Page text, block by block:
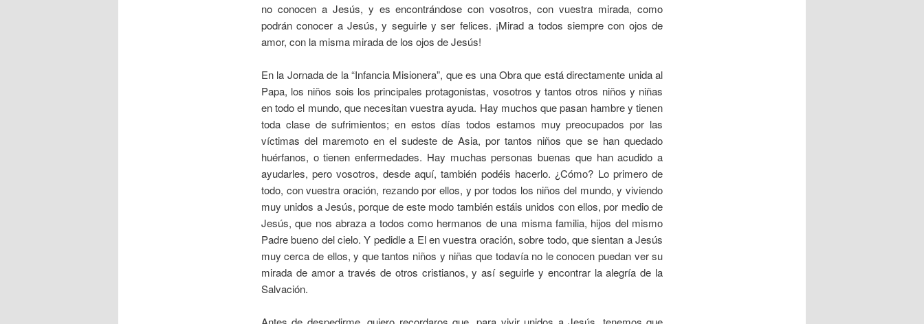
no conocen a Jesús, y es encontrándose con vosotros, con vuestra mirada, como
podrán conocer a Jesús, y seguirle y ser felices. ¡Mirad a todos siempre con ojos de
amor, con la misma mirada de los ojos de Jesús!
En la Jornada de la “Infancia Misionera”, que es una Obra que está directamente unida al
Papa, los niños sois los principales protagonistas, vosotros y tantos otros niños y niñas
en todo el mundo, que necesitan vuestra ayuda. Hay muchos que pasan hambre y tienen
toda clase de sufrimientos; en estos días todos estamos muy preocupados por las
víctimas del maremoto en el sudeste de Asia, por tantos niños que se han quedado
huérfanos, o tienen enfermedades. Hay muchas personas buenas que han acudido a
ayudarles, pero vosotros, desde aquí, también podéis hacerlo. ¿Cómo? Lo primero de
todo, con vuestra oración, rezando por ellos, y por todos los niños del mundo, y viviendo
muy unidos a Jesús, porque de este modo también estáis unidos con ellos, por medio de
Jesús, que nos abraza a todos como hermanos de una misma familia, hijos del mismo
Padre bueno del cielo. Y pedidle a El en vuestra oración, sobre todo, que sientan a Jesús
muy cerca de ellos, y que tantos niños y niñas que todavía no le conocen puedan ver su
mirada de amor a través de otros cristianos, y así seguirle y encontrar la alegría de la
Salvación.